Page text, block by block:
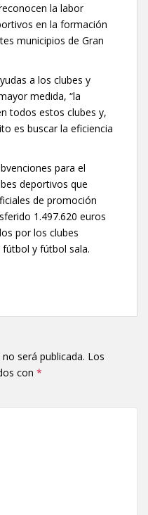
la labor
en la formación
municipios de Gran
a los clubes y
medida, “la
todos estos clubes y,
es buscar la eficiencia
para el
deportivos que
de promoción
1.497.620 euros
por los clubes
y fútbol sala.
será publicada. Los
con *